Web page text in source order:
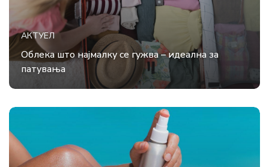
АКТУЕЛ
Облека што најмалку се гужва – идеална за
патувања